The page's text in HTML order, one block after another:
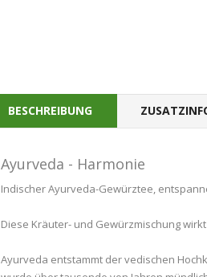
BESCHREIBUNG
Ayurveda - Harmonie
Indischer Ayurveda-Gewürztee,
Diese Kräuter- und Gewürzmischung
Ayurveda entstammt der vedischen